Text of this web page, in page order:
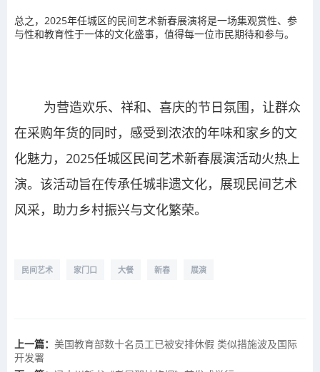
总之，2025年任城区的民间艺术新春展演将是一场集观赏性、参
与性和教育性于一体的文化盛事，值得每一位市民期待和参与。
为营造欢乐、祥和、喜庆的节日氛围，让群众
在采购年货的同时，感受到浓浓的年味和家乡的文
化魅力，2025任城区民间艺术新春展演活动火热上
演。该活动旨在传承任城非遗文化，展现民间艺术
风采，助力乡村振兴与文化繁荣。
民间艺术 家门口 大餐 新春 展演
上一篇： 美国教育部数十名员工已被安排休假 类似措施波及国际
开发署